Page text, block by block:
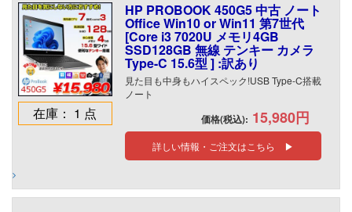
在庫： 1 点
HP PROBOOK 450G5 中古 ノート
Office Win10 or Win11 第7世代
[Core i3 7020U メモリ4GB
SSD128GB 無線 テンキー カメラ
Type-C 15.6型 ] :訳あり
見た目も中身もハイスペック!USB Type-C搭載
ノート
価格(税込): 15,980円
詳しい情報・ご注文はこちら ▶